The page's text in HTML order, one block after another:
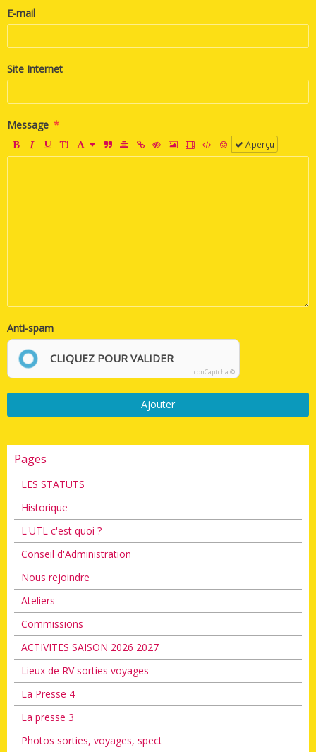
E-mail
Site Internet
Message
Aperçu
Anti-spam
CLIQUEZ POUR VALIDER
IconCaptcha ©
Ajouter
Pages
LES STATUTS
Historique
L'UTL c'est quoi ?
Conseil d'Administration
Nous rejoindre
Ateliers
Commissions
ACTIVITES SAISON 2026 2027
Lieux de RV sorties voyages
La Presse 4
La presse 3
Photos sorties, voyages, spect